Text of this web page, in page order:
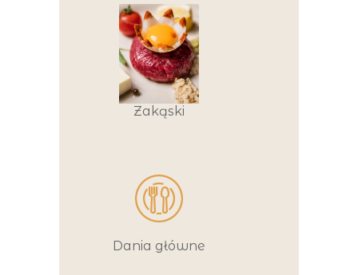
Zakąski
Dania główne